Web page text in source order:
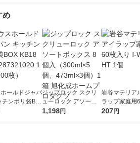
め
ールドジャパ
チンポリ袋BO
4580287321
ジップロック スクリ
ューロック アソート
ボックス 8個入（300
1,198円
岩谷マテリア
ラップ家庭用
り I-WRAP-
207円